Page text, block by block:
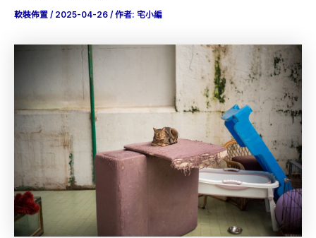
軟裝佈置 / 2025-04-26 / 作者: 宅小編